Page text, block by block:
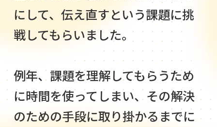
にして、伝え直すという課題に挑
戦してもらいました。
例年、課題を理解してもらうため
に時間を使ってしまい、その解決
のための手段に取り掛かるまでに